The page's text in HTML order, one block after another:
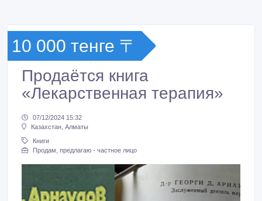
10 000 тенге 〒
Продаётся книга
«Лекарственная терапия»
07/12/2024 15:32
Казахстан, Алматы
Книги
Продам, предлагаю - частное лицо